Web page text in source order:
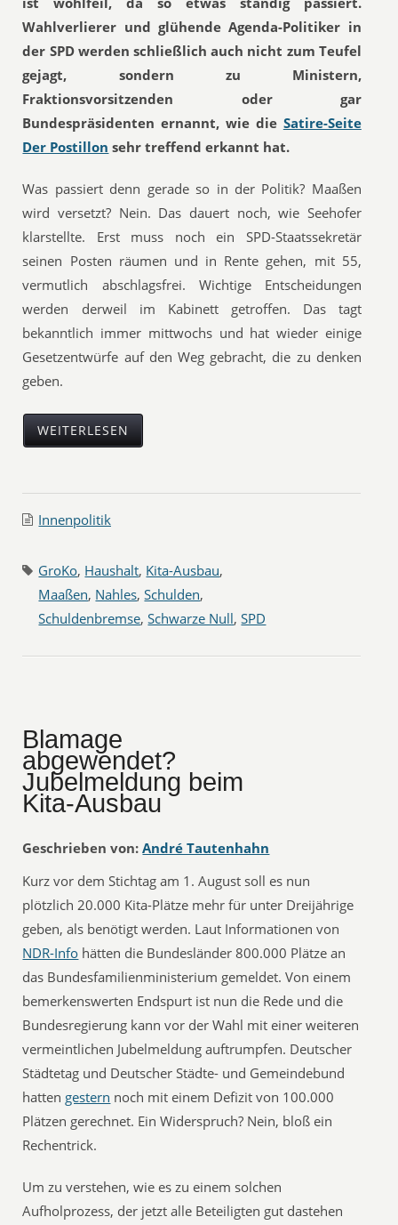
Wahlverlierer und glühende Agenda-Politiker in
der SPD werden schließlich auch nicht zum Teufel
gejagt, sondern zu Ministern,
Fraktionsvorsitzenden oder gar
Bundespräsidenten ernannt, wie die Satire-Seite
Der Postillon sehr treffend erkannt hat.
Was passiert denn gerade so in der Politik? Maaßen
wird versetzt? Nein. Das dauert noch, wie Seehofer
klarstellte. Erst muss noch ein SPD-Staatssekretär
seinen Posten räumen und in Rente gehen, mit 55,
vermutlich abschlagsfrei. Wichtige Entscheidungen
werden derweil im Kabinett getroffen. Das tagt
bekanntlich immer mittwochs und hat wieder einige
Gesetzentwürfe auf den Weg gebracht, die zu denken
geben.
WEITERLESEN
Innenpolitik
GroKo, Haushalt, Kita-Ausbau,
Maaßen, Nahles,Schulden,
Schuldenbremse,Schwarze Null,SPD
Blamage
abgewendet?
Jubelmeldung beim
Kita-Ausbau
Geschrieben von: André Tautenhahn
Kurz vor dem Stichtag am 1. August soll es nun
plötzlich 20.000 Kita-Plätze mehr für unter Dreijährige
geben, als benötigt werden. Laut Informationen von
NDR-Info hätten die Bundesländer 800.000 Plätze an
das Bundesfamilienministerium gemeldet. Von einem
bemerkenswerten Endspurt ist nun die Rede und die
Bundesregierung kann vor der Wahl mit einer weiteren
vermeintlichen Jubelmeldung auftrumpfen. Deutscher
Städtetag und Deutscher Städte- und Gemeindebund
hatten gestern noch mit einem Defizit von 100.000
Plätzen gerechnet. Ein Widerspruch? Nein, bloß ein
Rechentrick.
Um zu verstehen, wie es zu einem solchen
Aufholprozess, der jetzt alle Beteiligten gut dastehen